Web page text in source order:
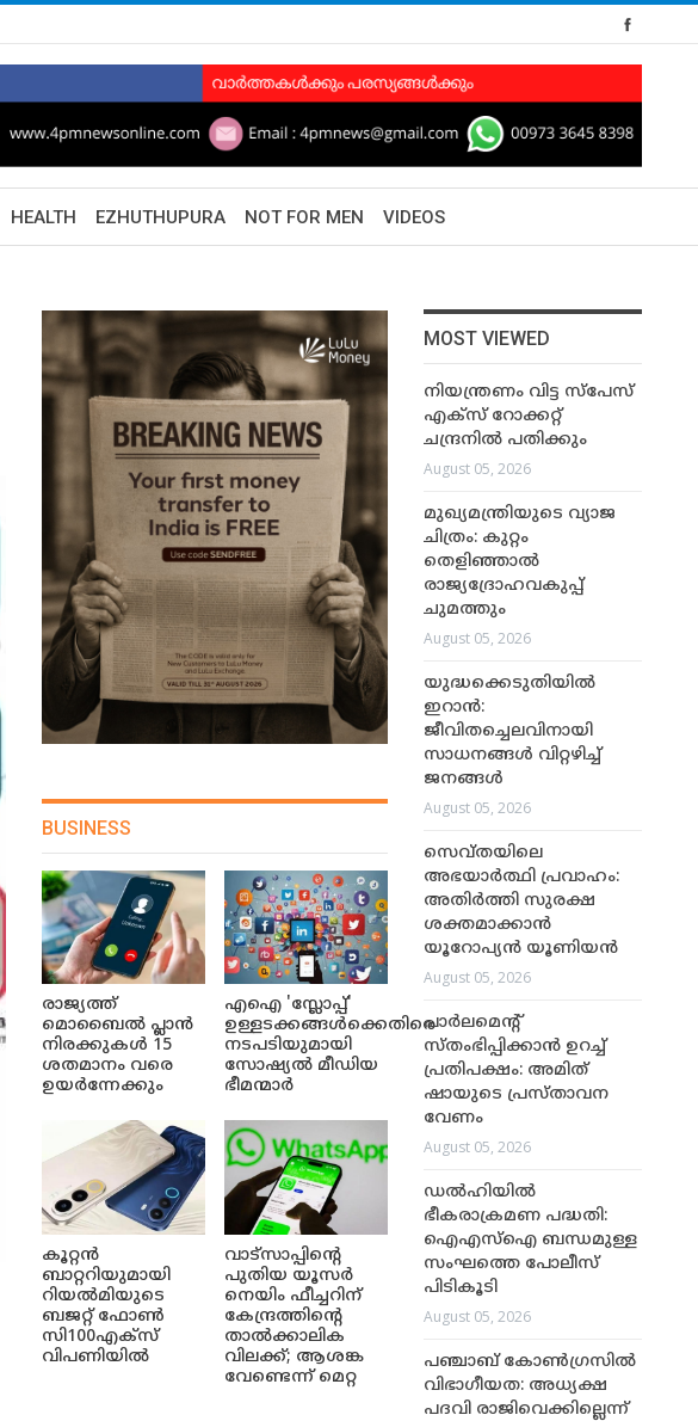
HEALTH EZHUTHUPURA NOT FOR MEN VIDEOS
BUSINESS
രാജ്യത്ത്
മൊബൈൽ പ്ലാൻ
നിരക്കുകൾ 15
ശതമാനം വരെ
ഉയർന്നേക്കും
എഐ 'സ്ലോപ്പ്'
ഉള്ളടക്കങ്ങൾക്കെതിരെ
നടപടിയുമായി
സോഷ്യൽ മീഡിയ
ഭീമന്മാർ
കൂറ്റൻ
ബാറ്ററിയുമായി
റിയൽമിയുടെ
ബജറ്റ് ഫോൺ
സി100എക്‌സ്
വിപണിയിൽ
വാട്സാപ്പിന്റെ
പുതിയ യൂസർ
നെയിം ഫീച്ചറിന്
കേന്ദ്രത്തിന്റെ
താൽക്കാലിക
വിലക്ക്; ആശങ്ക
വേണ്ടെന്ന് മെറ്റ
MOST VIEWED
നിയന്ത്രണം വിട്ട സ്പേസ്
എക്സ് റോക്കറ്റ്
ചന്ദ്രനിൽ പതിക്കും
August 05, 2026
മുഖ്യമന്ത്രിയുടെ വ്യാജ
ചിത്രം: കുറ്റം
തെളിഞ്ഞാൽ
രാജ്യദ്രോഹവകുപ്പ്
ചുമത്തും
August 05, 2026
യുദ്ധക്കെടുതിയിൽ
ഇറാൻ:
ജീവിതച്ചെലവിനായി
സാധനങ്ങൾ വിറ്റഴിച്ച്
ജനങ്ങൾ
August 05, 2026
സെവ്തയിലെ
അഭയാർത്ഥി പ്രവാഹം:
അതിർത്തി സുരക്ഷ
ശക്തമാക്കാൻ
യൂറോപ്യൻ യൂണിയൻ
August 05, 2026
പാർലമെന്റ്
സ്തംഭിപ്പിക്കാൻ ഉറച്ച്
പ്രതിപക്ഷം: അമിത്
ഷായുടെ പ്രസ്താവന
വേണം
August 05, 2026
ഡൽഹിയിൽ
ഭീകരാക്രമണ പദ്ധതി:
ഐഎസ്ഐ ബന്ധമുള്ള
സംഘത്തെ പോലീസ്
പിടികൂടി
August 05, 2026
പഞ്ചാബ് കോൺഗ്രസിൽ
വിഭാഗീയത: അധ്യക്ഷ
പദവി രാജിവെക്കില്ലെന്ന്